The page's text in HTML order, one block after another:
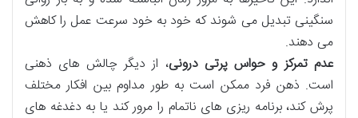
سنگینی تبدیل می شوند که خود به خود سرعت عمل را کاهش
می دهند.
عدم تمرکز و حواس پرتی درونی، از دیگر چالش های ذهنی
است. ذهن فرد ممکن است به طور مداوم بین افکار مختلف
پرش کند، برنامه ریزی های ناتمام را مرور کند یا به دغدغه های